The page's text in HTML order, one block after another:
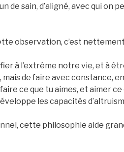
de sain, d’aligné, avec qui on
observation, c’est
à l’extrême notre vie, et à
mais de faire avec constance,
ce que tu aimes, et aimer ce
les capacités
cette philosophie aide